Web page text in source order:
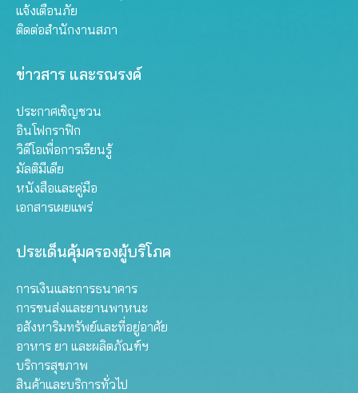
แจ้งเตือนภัย
ติดต่อสำนักงานสภา
ข่าวสาร และรณรงค์
ประกาศเชิญชวน
อินโฟกราฟิก
วิดีโอเพื่อการเรียนรู้
มัลติมีเดีย
หนังสือและคู่มือ
เอกสารเผยแพร่
ประเด็นคุ้มครองผู้บริโภค
การเงินและการธนาคาร
การขนส่งและยานพาหนะ
อสังหาริมทรัพย์และที่อยู่อาศัย
อาหาร ยา และผลิตภัณฑ์ฯ
บริการสุขภาพ
สินค้าและบริการทั่วไป